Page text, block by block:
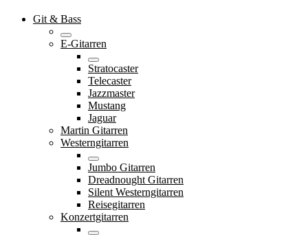
Git & Bass
E-Gitarren
Stratocaster
Telecaster
Jazzmaster
Mustang
Jaguar
Martin Gitarren
Westerngitarren
Jumbo Gitarren
Dreadnought Gitarren
Silent Westerngitarren
Reisegitarren
Konzertgitarren